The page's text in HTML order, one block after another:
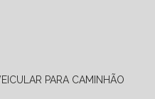
PARA CAMINHÃO